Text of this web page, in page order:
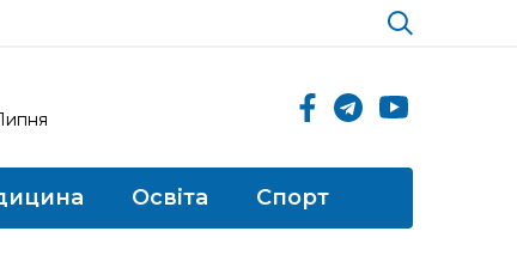
Освіта Спорт